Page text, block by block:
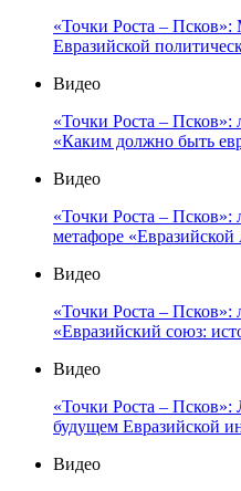
«Точки Роста –
Евразийской
Видео
«Точки Роста – Псков»:
«Каким должно быть
Видео
«Точки Роста –
метафоре
Видео
«Точки Роста –
«Евразийский союз:
Видео
«Точки Роста –
будущем Евразийской
Видео